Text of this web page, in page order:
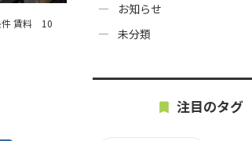
賃料 10
お知らせ
未分類
注目のタグ